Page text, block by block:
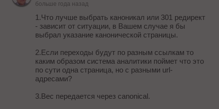
больше года назад
1.Что лучше выбрать каноникал или 301 редирект
- зависит от ситуации, в Вашем случае я бы
выбрал указание канонической страницы.
2.Если переходы будут по разным ссылкам то
каким образом система аналитики поймет что это
по сути одна страница, но с разными url-
адресами?
3.Вес передается через canonical.